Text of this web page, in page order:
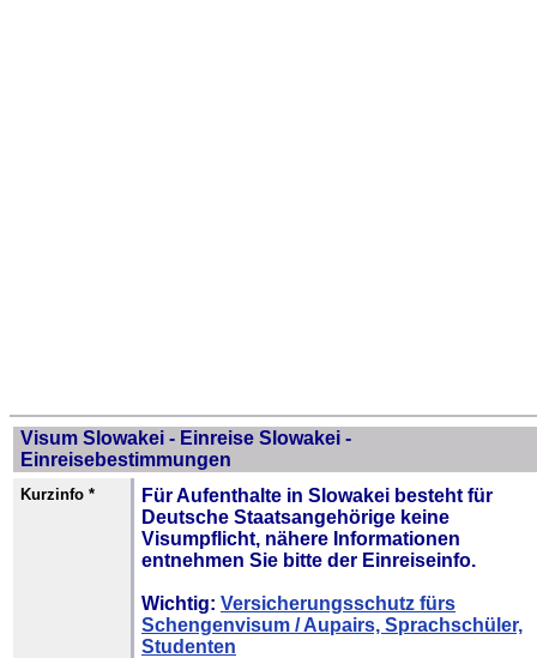
Visum Slowakei - Einreise Slowakei -
Einreisebestimmungen
Kurzinfo *
Für Aufenthalte in Slowakei besteht für
Deutsche Staatsangehörige keine
Visumpflicht, nähere Informationen
entnehmen Sie bitte der Einreiseinfo.
Wichtig: Versicherungsschutz fürs
Schengenvisum / Aupairs, Sprachschüler,
Studenten